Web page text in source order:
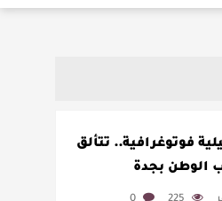
فوتوغرافية.. تتألق
الوطن بجدة